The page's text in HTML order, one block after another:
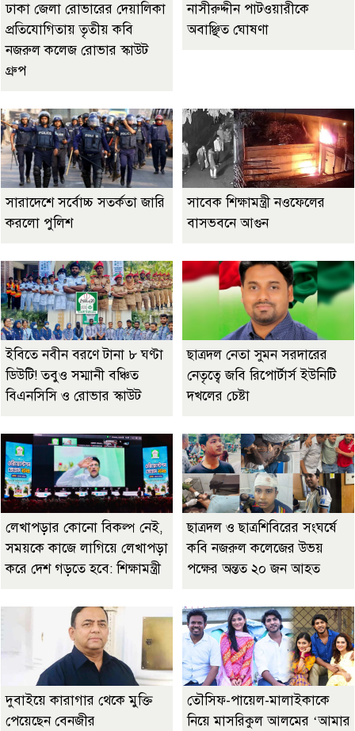
ঢাকা জেলা রোভারের দেয়ালিকা
প্রতিযোগিতায় তৃতীয় কবি
নজরুল কলেজ রোভার স্কাউট
গ্রুপ
নাসীরুদ্দীন পাটওয়ারীকে
অবাঞ্ছিত ঘোষণা
সারাদেশে সর্বোচ্চ সতর্কতা জারি
করলো পুলিশ
সাবেক শিক্ষামন্ত্রী নওফেলের
বাসভবনে আগুন
ইবিতে নবীন বরণে টানা ৮ ঘণ্টা
ডিউটি! তবুও সম্মানী বঞ্চিত
বিএনসিসি ও রোভার স্কাউট
ছাত্রদল নেতা সুমন সরদারের
নেতৃত্বে জবি রিপোর্টার্স ইউনিটি
দখলের চেষ্টা
লেখাপড়ার কোনো বিকল্প নেই,
সময়কে কাজে লাগিয়ে লেখাপড়া
করে দেশ গড়তে হবে: শিক্ষামন্ত্রী
ছাত্রদল ও ছাত্রশিবিরের সংঘর্ষে
কবি নজরুল কলেজের উভয়
পক্ষের অন্তত ২০ জন আহত
দুবাইয়ে কারাগার থেকে মুক্তি
পেয়েছেন বেনজীর
তৌসিফ-পায়েল-মালাইকাকে
নিয়ে মাসরিকুল আলমের ‘আমার